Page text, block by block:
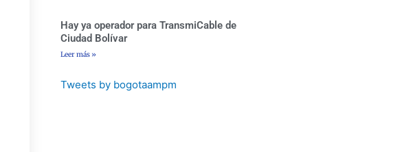
Hay ya operador para TransmiCable de
Ciudad Bolívar
Leer más »
Tweets by bogotaampm